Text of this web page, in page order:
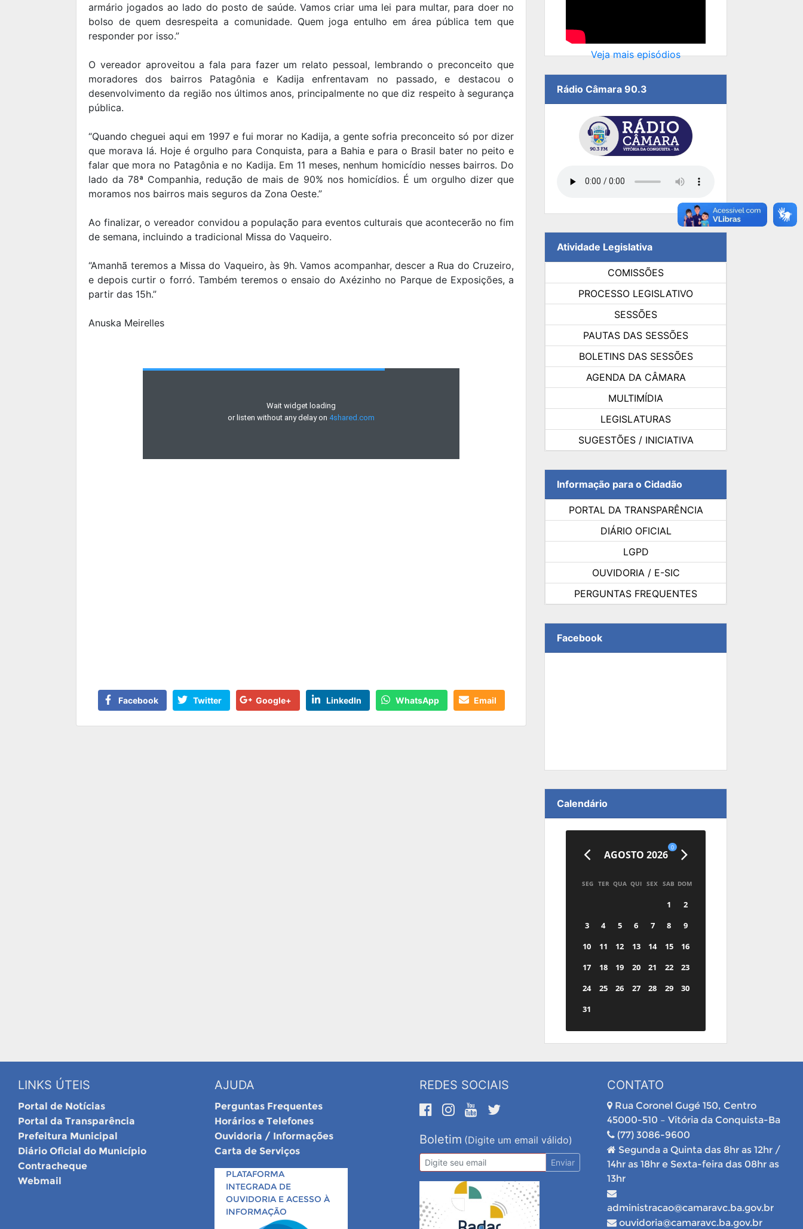
armário jogados ao lado do posto de saúde. Vamos criar uma lei para multar, para doer no
bolso de quem desrespeita a comunidade. Quem joga entulho em área pública tem que
responder por isso.”
O vereador aproveitou a fala para fazer um relato pessoal, lembrando o preconceito que
moradores dos bairros Patagônia e Kadija enfrentavam no passado, e destacou o
desenvolvimento da região nos últimos anos, principalmente no que diz respeito à segurança
pública.
“Quando cheguei aqui em 1997 e fui morar no Kadija, a gente sofria preconceito só por dizer
que morava lá. Hoje é orgulho para Conquista, para a Bahia e para o Brasil bater no peito e
falar que mora no Patagônia e no Kadija. Em 11 meses, nenhum homicídio nesses bairros. Do
lado da 78ª Companhia, redução de mais de 90% nos homicídios. É um orgulho dizer que
moramos nos bairros mais seguros da Zona Oeste.”
Ao finalizar, o vereador convidou a população para eventos culturais que acontecerão no fim
de semana, incluindo a tradicional Missa do Vaqueiro.
“Amanhã teremos a Missa do Vaqueiro, às 9h. Vamos acompanhar, descer a Rua do Cruzeiro,
e depois curtir o forró. Também teremos o ensaio do Axézinho no Parque de Exposições, a
partir das 15h.”
Anuska Meirelles
Facebook Twitter Google+ LinkedIn WhatsApp Email
Veja mais episódios
Rádio Câmara 90.3
Atividade Legislativa
COMISSÕES
PROCESSO LEGISLATIVO
SESSÕES
PAUTAS DAS SESSÕES
BOLETINS DAS SESSÕES
AGENDA DA CÂMARA
MULTIMÍDIA
LEGISLATURAS
SUGESTÕES / INICIATIVA
Informação para o Cidadão
PORTAL DA TRANSPARÊNCIA
DIÁRIO OFICIAL
LGPD
OUVIDORIA / E-SIC
PERGUNTAS FREQUENTES
Facebook
Calendário
AGOSTO 2026
0
SEG TER QUA QUI SEX SAB DOM
1
2
3
4 5 6 7 8
9
10
11 12 13 14 15
16
17
18 19 20 21 22
23
24
25 26 27 28 29
30
31
LINKS ÚTEIS
Portal de Notícias
Portal da Transparência
Prefeitura Municipal
Diário Oficial do Município
Contracheque
Webmail
AJUDA
Perguntas Frequentes
Horários e Telefones
Ouvidoria / Informações
Carta de Serviços
PLATAFORMA
INTEGRADA DE
OUVIDORIA E ACESSO À
INFORMAÇÃO
REDES SOCIAIS
Boletim (Digite um email válido)
Enviar
CONTATO
Rua Coronel Gugé 150, Centro
45000-510 – Vitória da Conquista-Ba
(77) 3086-9600
Segunda a Quinta das 8hr as 12hr /
14hr as 18hr e Sexta-feira das 08hr as
13hr
administracao@camaravc.ba.gov.br
ouvidoria@camaravc.ba.gov.br